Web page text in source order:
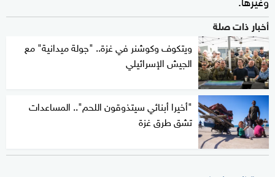
أخبار ذات صلة
ويتكوف وكوشنر في غزة.. "جولة ميدانية" مع
الجيش الإسرائيلي
"أخيرا أبنائي سيتذوقون اللحم".. المساعدات
تشق طرق غزة